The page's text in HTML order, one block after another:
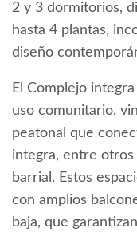
2 y 3 dormitorios,
hasta 4 plantas,
diseño
El Complejo
uso comunitario,
peatonal que
integra, entre
barrial. Estos
con amplios
baja, que